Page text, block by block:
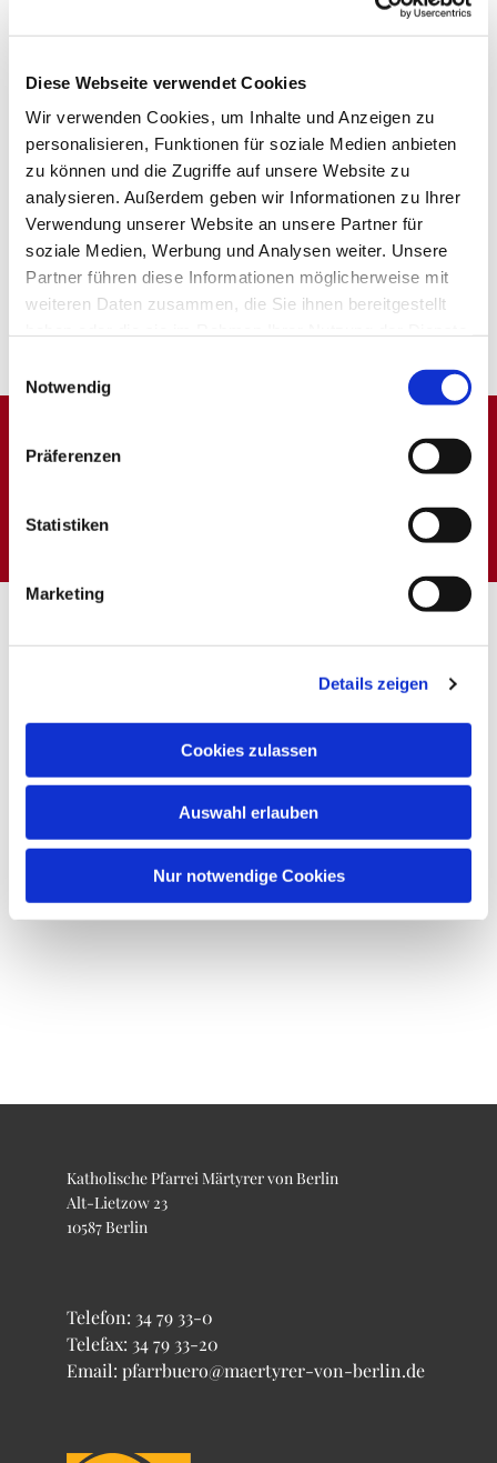
Diese Webseite verwendet Cookies
Wir verwenden Cookies, um Inhalte und Anzeigen zu
personalisieren, Funktionen für soziale Medien anbieten
zu können und die Zugriffe auf unsere Website zu
analysieren. Außerdem geben wir Informationen zu Ihrer
Verwendung unserer Website an unsere Partner für
soziale Medien, Werbung und Analysen weiter. Unsere
Partner führen diese Informationen möglicherweise mit
weiteren Daten zusammen, die Sie ihnen bereitgestellt
Notwendig
Präferenzen
Statistiken
Marketing
Details zeigen
Cookies zulassen
Auswahl erlauben
Nur notwendige Cookies
Dies könnte Sie auch
Katholische Pfarrei Märtyrer von Berlin
Alt-Lietzow 23
10587 Berlin
Telefon: 34 79 33-0
Telefax: 34 79 33-20
Email: pfarrbuero@maertyrer-von-berlin.de